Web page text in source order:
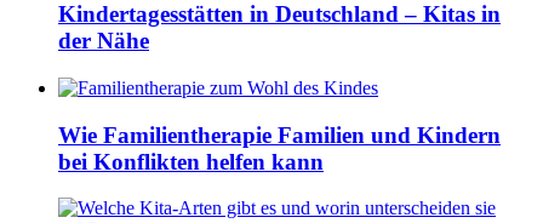
Kindertagesstätten in Deutschland – Kitas in
der Nähe
Wie Familientherapie Familien und Kindern
bei Konflikten helfen kann